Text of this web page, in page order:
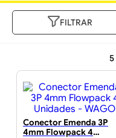
FILTRAR
5
Conector Emenda 3P
4mm Flowpack 4